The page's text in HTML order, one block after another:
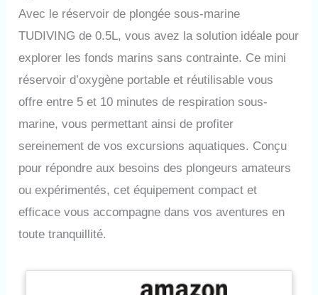
Avec le réservoir de plongée sous-marine
TUDIVING de 0.5L, vous avez la solution idéale pour
explorer les fonds marins sans contrainte. Ce mini
réservoir d’oxygène portable et réutilisable vous
offre entre 5 et 10 minutes de respiration sous-
marine, vous permettant ainsi de profiter
sereinement de vos excursions aquatiques. Conçu
pour répondre aux besoins des plongeurs amateurs
ou expérimentés, cet équipement compact et
efficace vous accompagne dans vos aventures en
toute tranquillité.